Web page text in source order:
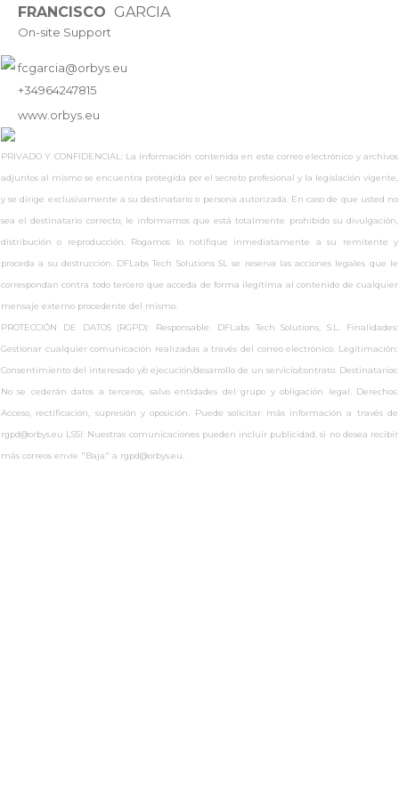
FRANCISCO GARCIA
On-site Support
fcgarcia@orbys.eu
+34964247815
www.orbys.eu
PRIVADO Y CONFIDENCIAL: La información contenida en este correo electrónico y archivos
adjuntos al mismo se encuentra protegida por el secreto profesional y la legislación vigente,
y se dirige exclusivamente a su destinatario o persona autorizada. En caso de que usted no
sea el destinatario correcto, le informamos que está totalmente prohibido su divulgación,
distribución o reproducción. Rogamos lo notifique inmediatamente a su remitente y
proceda a su destrucción. DFLabs Tech Solutions SL se reserva las acciones legales que le
correspondan contra todo tercero que acceda de forma ilegítima al contenido de cualquier
mensaje externo procedente del mismo.
PROTECCIÓN DE DATOS (RGPD): Responsable: DFLabs Tech Solutions, S.L. Finalidades:
Gestionar cualquier comunicación realizadas a través del correo electrónico. Legitimación:
Consentimiento del interesado y/o ejecución/desarrollo de un servicio/contrato. Destinatarios:
No se cederán datos a terceros, salvo entidades del grupo y obligación legal. Derechos:
Acceso, rectificación, supresión y oposición. Puede solicitar más información a través de
rgpd@orbys.eu LSSI: Nuestras comunicaciones pueden incluir publicidad, si no desea recibir
más correos envíe "Baja" a rgpd@orbys.eu.